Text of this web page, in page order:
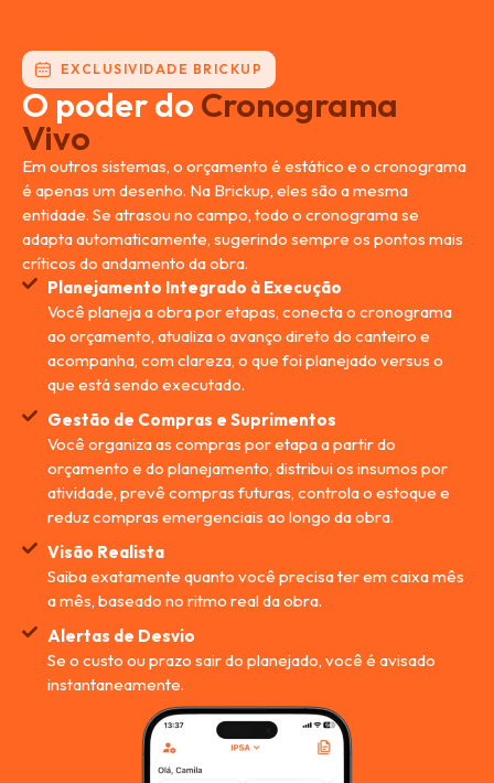
EXCLUSIVIDADE BRICKUP
O poder do Cronograma
Vivo
Em outros sistemas, o orçamento é estático e o cronograma
é apenas um desenho. Na Brickup, eles são a mesma
entidade. Se atrasou no campo, todo o cronograma se
adapta automaticamente, sugerindo sempre os pontos mais
críticos do andamento da obra.
Planejamento Integrado à Execução
Você planeja a obra por etapas, conecta o cronograma
ao orçamento, atualiza o avanço direto do canteiro e
acompanha, com clareza, o que foi planejado versus o
que está sendo executado.
Gestão de Compras e Suprimentos
Você organiza as compras por etapa a partir do
orçamento e do planejamento, distribui os insumos por
atividade, prevê compras futuras, controla o estoque e
reduz compras emergenciais ao longo da obra.
Visão Realista
Saiba exatamente quanto você precisa ter em caixa mês
a mês, baseado no ritmo real da obra.
Alertas de Desvio
Se o custo ou prazo sair do planejado, você é avisado
instantaneamente.